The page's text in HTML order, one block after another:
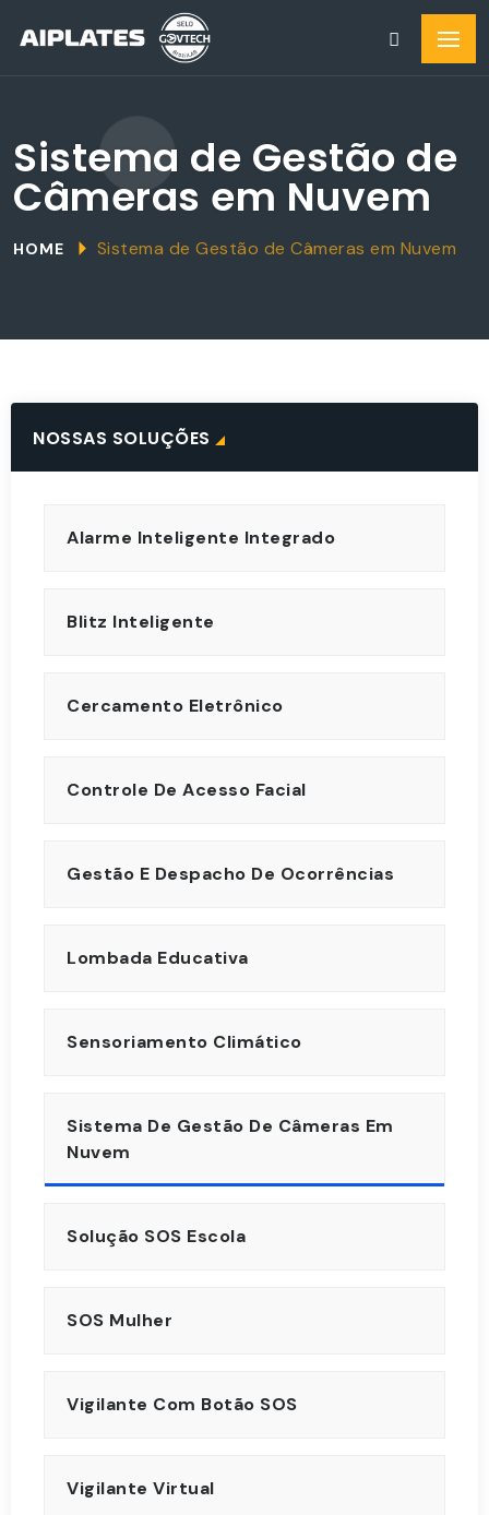
Sistema de Gestão de
Câmeras em Nuvem
HOME Sistema de Gestão de Câmeras em Nuvem
NOSSAS SOLUÇÕES
Alarme Inteligente Integrado
Blitz Inteligente
Cercamento Eletrônico
Controle De Acesso Facial
Gestão E Despacho De Ocorrências
Lombada Educativa
Sensoriamento Climático
Sistema De Gestão De Câmeras Em
Nuvem
Solução SOS Escola
SOS Mulher
Vigilante Com Botão SOS
Vigilante Virtual